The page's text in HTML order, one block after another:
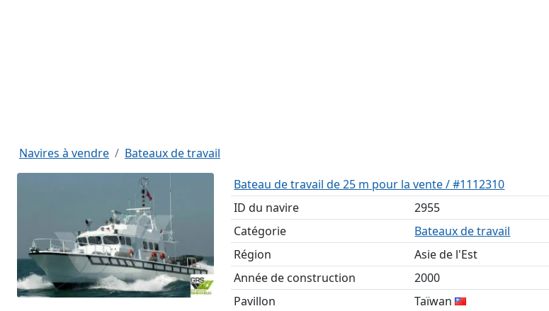
Navires à vendre
Bateaux de travail
Bateau de travail de 25 m pour la vente / #1112310
ID du navire
2955
Catégorie
Bateaux de travail
Région
Asie de l'Est
Année de construction
2000
Pavillon
Taïwan